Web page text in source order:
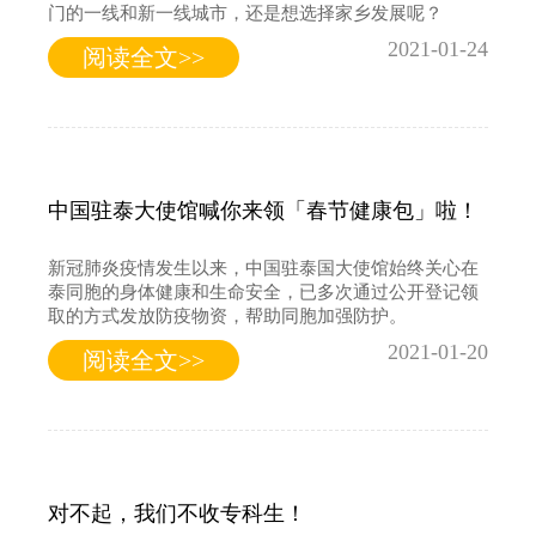
门的一线和新一线城市，还是想选择家乡发展呢？
阅读全文>> 2021-01-24
中国驻泰大使馆喊你来领「春节健康包」啦！
新冠肺炎疫情发生以来，中国驻泰国大使馆始终关心在
泰同胞的身体健康和生命安全，已多次通过公开登记领
取的方式发放防疫物资，帮助同胞加强防护。
阅读全文>> 2021-01-20
对不起，我们不收专科生！